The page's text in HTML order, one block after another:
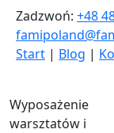
Zadzwoń: +48
Start | Blog |
Wyposażenie
warsztatów i